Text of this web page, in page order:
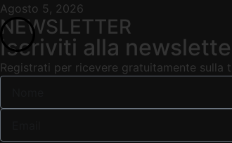
Agosto 5, 2026
NEWSLETTER
Iscriviti alla
Registrati per ricevere gratuitamente